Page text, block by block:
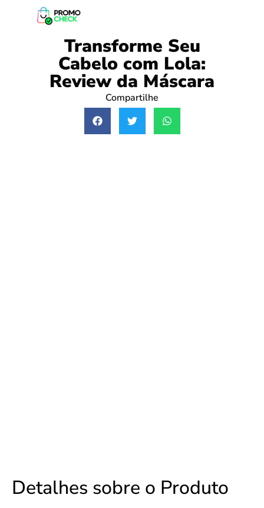
Transforme Seu
Cabelo com Lola:
Review da Máscara
Compartilhe
Detalhes sobre o Produto